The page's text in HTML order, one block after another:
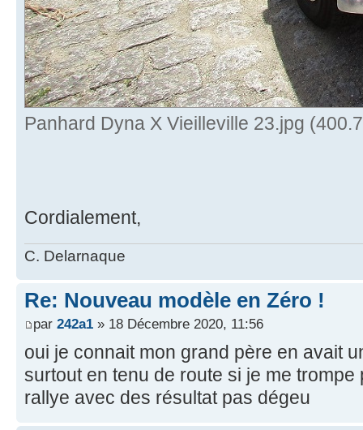
Panhard Dyna X Vieilleville 23.jpg
Cordialement,
C. Delarnaque
Re: Nouveau modèle en Zéro !
par 242a1 » 18 Décembre 2020, 11:56
oui je connait mon grand père en avait
surtout en tenu de route si je me trompe
rallye avec des résultat pas dégeu